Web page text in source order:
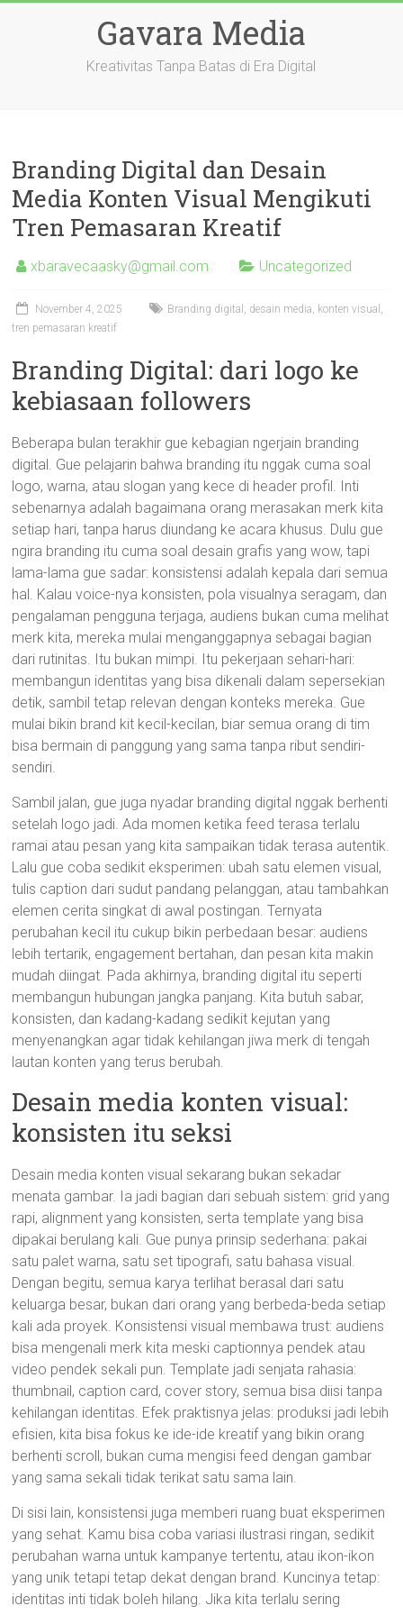
Gavara Media
Kreativitas Tanpa Batas di Era Digital
Branding Digital dan Desain
Media Konten Visual Mengikuti
Tren Pemasaran Kreatif
xbaravecaasky@gmail.com Uncategorized
November 4, 2025
Branding digital, desain media, konten visual,
tren pemasaran kreatif
Branding Digital: dari logo ke
kebiasaan followers
Beberapa bulan terakhir gue kebagian ngerjain branding
digital. Gue pelajarin bahwa branding itu nggak cuma soal
logo, warna, atau slogan yang kece di header profil. Inti
sebenarnya adalah bagaimana orang merasakan merk kita
setiap hari, tanpa harus diundang ke acara khusus. Dulu gue
ngira branding itu cuma soal desain grafis yang wow, tapi
lama-lama gue sadar: konsistensi adalah kepala dari semua
hal. Kalau voice-nya konsisten, pola visualnya seragam, dan
pengalaman pengguna terjaga, audiens bukan cuma melihat
merk kita, mereka mulai menganggapnya sebagai bagian
dari rutinitas. Itu bukan mimpi. Itu pekerjaan sehari-hari:
membangun identitas yang bisa dikenali dalam sepersekian
detik, sambil tetap relevan dengan konteks mereka. Gue
mulai bikin brand kit kecil-kecilan, biar semua orang di tim
bisa bermain di panggung yang sama tanpa ribut sendiri-
sendiri.
Sambil jalan, gue juga nyadar branding digital nggak berhenti
setelah logo jadi. Ada momen ketika feed terasa terlalu
ramai atau pesan yang kita sampaikan tidak terasa autentik.
Lalu gue coba sedikit eksperimen: ubah satu elemen visual,
tulis caption dari sudut pandang pelanggan, atau tambahkan
elemen cerita singkat di awal postingan. Ternyata
perubahan kecil itu cukup bikin perbedaan besar: audiens
lebih tertarik, engagement bertahan, dan pesan kita makin
mudah diingat. Pada akhirnya, branding digital itu seperti
membangun hubungan jangka panjang. Kita butuh sabar,
konsisten, dan kadang-kadang sedikit kejutan yang
menyenangkan agar tidak kehilangan jiwa merk di tengah
lautan konten yang terus berubah.
Desain media konten visual:
konsisten itu seksi
Desain media konten visual sekarang bukan sekadar
menata gambar. Ia jadi bagian dari sebuah sistem: grid yang
rapi, alignment yang konsisten, serta template yang bisa
dipakai berulang kali. Gue punya prinsip sederhana: pakai
satu palet warna, satu set tipografi, satu bahasa visual.
Dengan begitu, semua karya terlihat berasal dari satu
keluarga besar, bukan dari orang yang berbeda-beda setiap
kali ada proyek. Konsistensi visual membawa trust: audiens
bisa mengenali merk kita meski captionnya pendek atau
video pendek sekali pun. Template jadi senjata rahasia:
thumbnail, caption card, cover story, semua bisa diisi tanpa
kehilangan identitas. Efek praktisnya jelas: produksi jadi lebih
efisien, kita bisa fokus ke ide-ide kreatif yang bikin orang
berhenti scroll, bukan cuma mengisi feed dengan gambar
yang sama sekali tidak terikat satu sama lain.
Di sisi lain, konsistensi juga memberi ruang buat eksperimen
yang sehat. Kamu bisa coba variasi ilustrasi ringan, sedikit
perubahan warna untuk kampanye tertentu, atau ikon-ikon
yang unik tetapi tetap dekat dengan brand. Kuncinya tetap:
identitas inti tidak boleh hilang. Jika kita terlalu sering